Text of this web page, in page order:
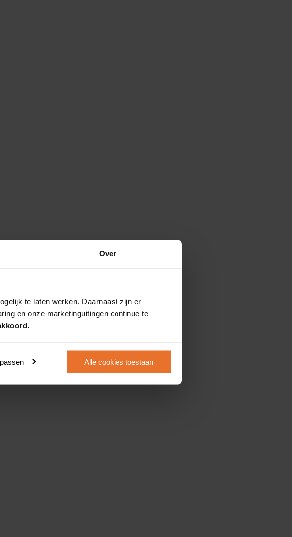
Over
te laten werken. Daarnaast zijn er
en onze marketinguitingen continue te
Alle cookies toestaan